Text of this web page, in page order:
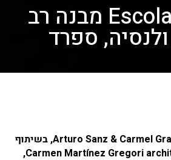
Escola Gavina מבנה רב
ספרד
Arturo Sanz & Carmel, בשיתוף
Carmen Martínez Gregori
,